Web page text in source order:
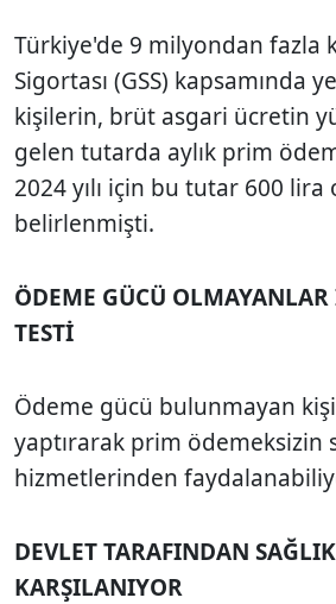
Türkiye'de 9 milyondan fazla
Sigortası (GSS) kapsamında
kişilerin, brüt asgari ücretin
gelen tutarda aylık prim
2024 yılı için bu tutar 600 lira
belirlenmişti.
ÖDEME GÜCÜ
TESTİ
Ödeme gücü bulunmayan
yaptırarak prim ödemeksizin
hizmetlerinden
DEVLET TARAFINDAN
KARŞILANIYOR